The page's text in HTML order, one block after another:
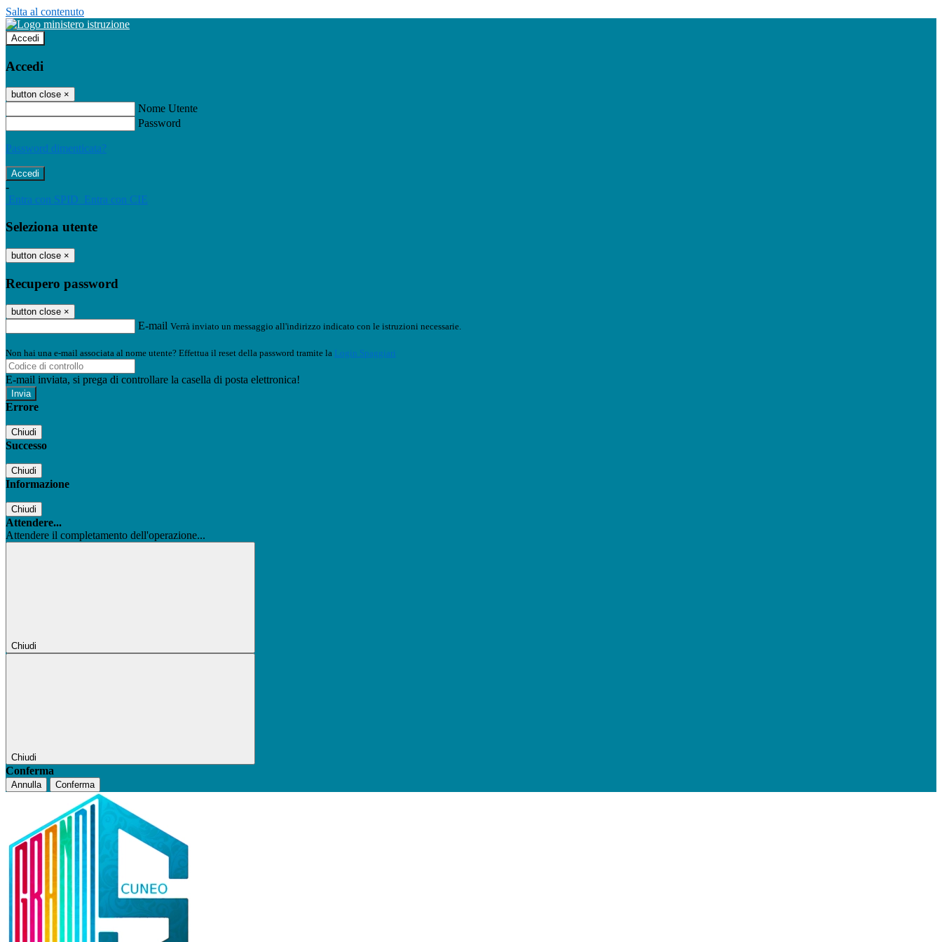
Salta al contenuto
Accedi
Accedi
button close ×
Nome Utente
Password
Password dimenticata?
-
Entra con SPID Entra con CIE
Seleziona utente
button close ×
Recupero password
button close ×
E-mail Verrà inviato un messaggio all'indirizzo indicato con le istruzioni necessarie.
Non hai una e-mail associata al nome utente? Effettua il reset della password tramite la Login Spaggiari
E-mail inviata, si prega di controllare la casella di posta elettronica!
Errore
Chiudi
Successo
Chiudi
Informazione
Chiudi
Attendere...
Attendere il completamento dell'operazione...
Chiudi
Chiudi
Conferma
Annulla Conferma